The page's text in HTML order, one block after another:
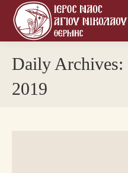
Daily Archives:
2019